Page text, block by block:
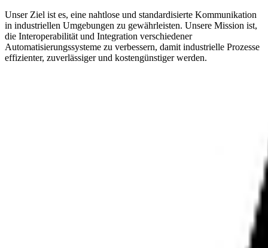
Unser Ziel ist es, eine nahtlose und standardisierte Kommunikation
in industriellen Umgebungen zu gewährleisten. Unsere Mission ist,
die Interoperabilität und Integration verschiedener
Automatisierungssysteme zu verbessern, damit industrielle Prozesse
effizienter, zuverlässiger und kostengünstiger werden.